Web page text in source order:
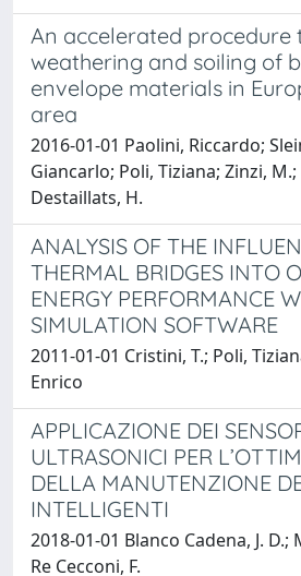
An accelerated procedure
weathering and soiling of
envelope materials in
area
2016-01-01 Paolini, Riccardo;
Giancarlo; Poli, Tiziana; Zinzi, M.;
Destaillats, H.
ANALYSIS OF THE
THERMAL BRIDGES INTO
ENERGY PERFORMANCE
SIMULATION SOFTWARE
2011-01-01 Cristini, T.; Poli,
Enrico
APPLICAZIONE DEI
ULTRASONICI PER
DELLA MANUTENZIONE
INTELLIGENTI
2018-01-01 Blanco Cadena, J. D.;
Re Cecconi, F.